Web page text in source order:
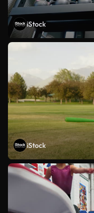
iStock
iStock